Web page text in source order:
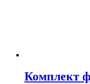
Комплект